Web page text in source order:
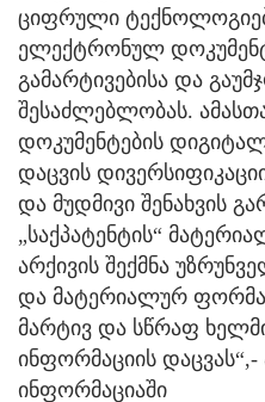
ციფრული
ელექტრონულ
გამარტივებისა და
შესაძლებლობას.
დოკუმენტების
დაცვის
და მუდმივი შენახვის
„საქპატენტის“
არქივის შექმნა
და მატერიალურ
მარტივ და სწრაფ
ინფორმაციის
ინფორმაციაში